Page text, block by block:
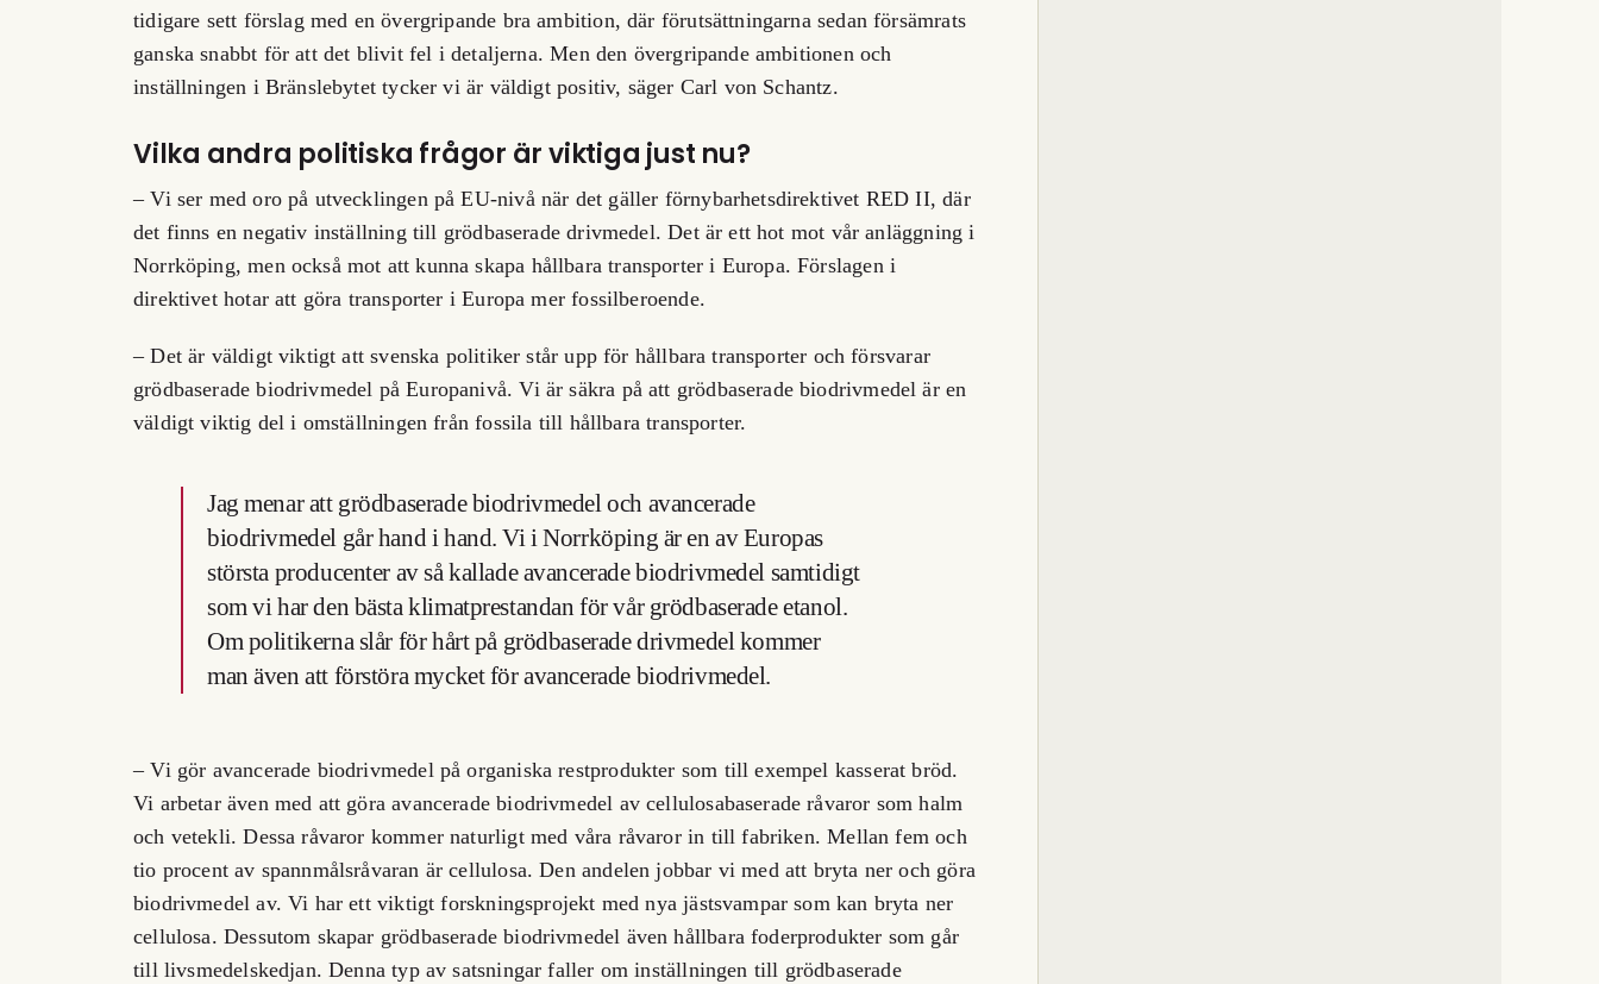
tidigare sett förslag med en övergripande bra ambition, där förutsättningarna sedan försämrats
ganska snabbt för att det blivit fel i detaljerna. Men den övergripande ambitionen och
inställningen i Bränslebytet tycker vi är väldigt positiv, säger Carl von Schantz.
Vilka andra politiska frågor är viktiga just nu?
– Vi ser med oro på utvecklingen på EU-nivå när det gäller förnybarhetsdirektivet RED II, där
det finns en negativ inställning till grödbaserade drivmedel. Det är ett hot mot vår anläggning i
Norrköping, men också mot att kunna skapa hållbara transporter i Europa. Förslagen i
direktivet hotar att göra transporter i Europa mer fossilberoende.
– Det är väldigt viktigt att svenska politiker står upp för hållbara transporter och försvarar
grödbaserade biodrivmedel på Europanivå. Vi är säkra på att grödbaserade biodrivmedel är en
väldigt viktig del i omställningen från fossila till hållbara transporter.
Jag menar att grödbaserade biodrivmedel och avancerade
biodrivmedel går hand i hand. Vi i Norrköping är en av Europas
största producenter av så kallade avanceradebiodrivmedel samtidigt
som vi har den bästaklimatprestandan för vår grödbaserade etanol.
Om politikerna slår för hårt på grödbaserade drivmedel kommer
man även att förstöra mycket för avancerade biodrivmedel.
– Vi gör avancerade biodrivmedel på organiska restprodukter som till exempel kasserat bröd.
Vi arbetar även med att göra avancerade biodrivmedel av cellulosabaserade råvaror som halm
och vetekli. Dessa råvaror kommer naturligt med våra råvaror in till fabriken. Mellan fem och
tio procent av spannmålsråvaran är cellulosa. Den andelen jobbar vi med att bryta ner och göra
biodrivmedel av. Vi har ett viktigt forskningsprojekt med nya jästsvampar som kan bryta ner
cellulosa. Dessutom skapar grödbaserade biodrivmedel även hållbara foderprodukter som går
till livsmedelskedjan. Denna typ av satsningar faller om inställningen till grödbaserade